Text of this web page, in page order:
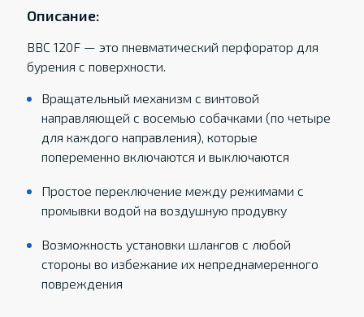
Описание:
BBC 120F — это пневматический перфоратор для
бурения с поверхности.
Вращательный механизм с винтовой
направляющей с восемью собачками (по четыре
для каждого направления), которые
попеременно включаются и выключаются
Простое переключение между режимами с
промывки водой на воздушную продувку
Возможность установки шлангов с любой
стороны во избежание их непреднамеренного
повреждения